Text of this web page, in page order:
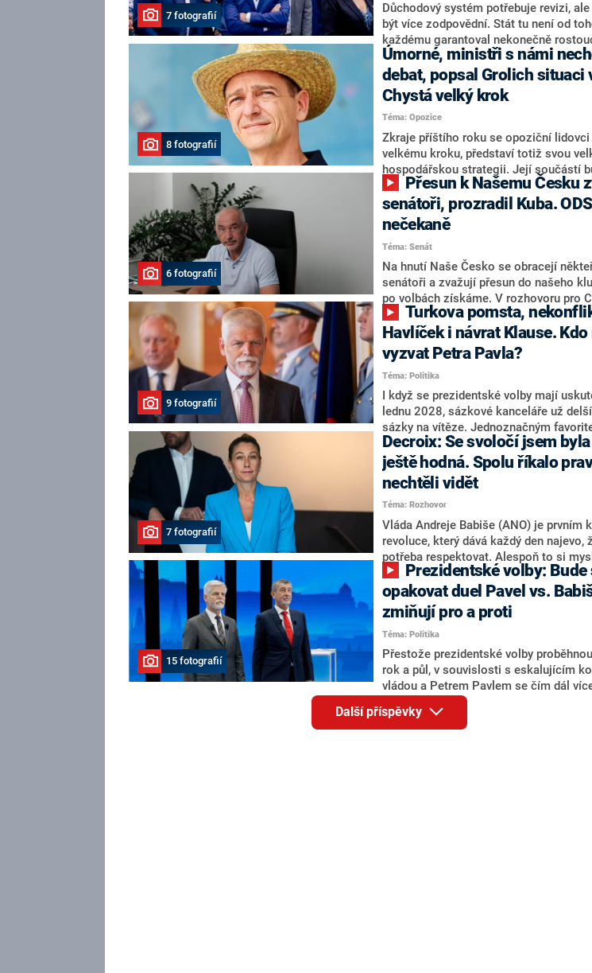
7 fotografií
Důchodový systém potřebuje revizi,
být více zodpovědní. Stát tu není od
každému garantoval nekonečně
Chybí tu nový systém a my ho
hejtman Jihočeského kraje a předseda
Česko Martin Kuba v rozhovoru pro
V čele státu pak podle něj nemůže být
střetem zájmů omezoval čerpání
dodal. Řešení u Andreje Babiše ale
8 fotografií
Úmorné, ministři s námi
debat, popsal Grolich situaci
Chystá velký krok
Téma: Opozice
Zkraje příštího roku se opoziční
velkému kroku, představí totiž svou
hospodářskou strategii. Její součástí
stárnutí populace, řekl ve středu na
nový předseda lidovců Jan Grolich. Ten
senátních volbách kandiduje ve
aktivitu opozice, o níž vládní strany
komentátoři mluví jako o slabé a v
úmorná práce upozorňovat na chyby
námi navíc nechodí do debat. Chceme
svoje témata,“ odpověděl Grolich na
NEWS.
6 fotografií
senátoři, prozradil Kuba.
nečekaně
Téma: Senát
Na hnutí Naše Česko se obracejí
senátoři a zvažují přesun do našeho
po volbách získáme. V rozhovoru pro
NEWS to řekl zakladatel hnutí a
Martin Kuba. Konkrétní nebyl, ale získat
například senátora Zdeňka Hrabu, který
součástí klubu ODS a TOP 09. Hraba to
redakce nevyloučil. Předseda klubu
Zdeněk Nytra redakci řekl, že počítá s
některých senátorů z klubu a že Naše
nepřítel, ale soupeř.
9 fotografií
Havlíček i návrat Klause.
vyzvat Petra Pavla?
Téma: Politika
I když se prezidentské volby mají
lednu 2028, sázkové kanceláře už
sázky na vítěze. Jednoznačným
hlava státu Petr Pavel. Daleko za ním
zmiňují dva výrazné politiky ANO, tedy
Andreje Babiše a ministra průmyslu
Oblíbeným tipem samotných sázkařů je
Motoristy Filip Turek. Politolog Jan
o případné kandidatuře kohokoliv ze
značně pochybuje. Podle něj současná
nemá osobu, která by Pavlovi mohla
7 fotografií
Decroix: Se svoločí jsem
ještě hodná. Spolu říkalo
nechtěli vidět
Téma: Rozhovor
Vláda Andreje Babiše (ANO) je prvním
revoluce, který dává každý den najevo,
potřeba respektovat. Alespoň to si
ministryně spravedlnosti ODS Eva
rozhovoru pro CNN Prima NEWS si
ohledně politického výkonu svého
Tejce (za ANO) či vládní zmocněnkyně
práva Taťány Malé (ANO). Označením
adresu vlády prý byla ještě hodná.
vrátila k volební porážce koalice Spolu
hnutí Naše Česko Martina Kuby.
15 fotografií
opakovat duel Pavel vs.
zmiňují pro a proti
Téma: Politika
Přestože prezidentské volby
rok a půl, v souvislosti s eskalujícím
vládou a Petrem Pavlem se čím dál
tom, koho by do bitvy o Hrad mohla
koalice. Někteří političtí komentátoři
jméno premiéra Andreje Babiše (ANO).
Další příspěvky